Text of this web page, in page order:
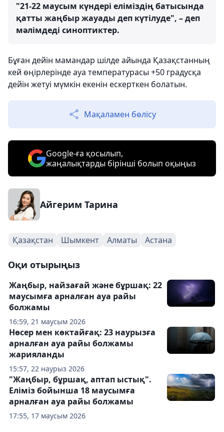
"21-22 маусым күндері еліміздің батысында
қатты жаңбыр жауады деп күтілуде", – деп
мәлімдеді синоптиктер.
Бұған дейін мамандар шілде айында Қазақстанның
кей өңірлерінде ауа температурасы +50 градусқа
дейін жетуі мүмкін екенін ескерткен болатын.
Мақаламен бөлісу
Google-ға қосылып,
жаңалықтарды бірінші болып оқыңыз
Айгерим Тарина
Қазақстан Шымкент Алматы Астана
Оқи отырыңыз
16:59, 21 маусым 2026
Жаңбыр, найзағай және бұршақ: 22
маусымға арналған ауа райы
болжамы
15:57, 22 наурыз 2026
Нөсер мен көктайғақ: 23 наурызға
арналған ауа райы болжамы
жарияланды
17:55, 17 маусым 2026
"Жаңбыр, бұршақ, аптап ыстық".
Еліміз бойынша 18 маусымға
арналған ауа райы болжамы